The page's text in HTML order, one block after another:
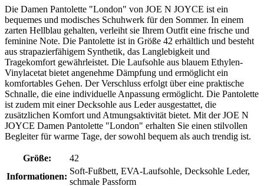
Die Damen Pantolette "London" von JOE N JOYCE ist ein
bequemes und modisches Schuhwerk für den Sommer. In einem
zarten Hellblau gehalten, verleiht sie Ihrem Outfit eine frische und
feminine Note. Die Pantolette ist in Größe 42 erhältlich und besteht
aus strapazierfähigem Synthetik, das Langlebigkeit und
Tragekomfort gewährleistet. Die Laufsohle aus blauem Ethylen-
Vinylacetat bietet angenehme Dämpfung und ermöglicht ein
komfortables Gehen. Der Verschluss erfolgt über eine praktische
Schnalle, die eine individuelle Anpassung ermöglicht. Die Pantolette
ist zudem mit einer Decksohle aus Leder ausgestattet, die
zusätzlichen Komfort und Atmungsaktivität bietet. Mit der JOE N
JOYCE Damen Pantolette "London" erhalten Sie einen stilvollen
Begleiter für warme Tage, der sowohl bequem als auch trendig ist.
Größe:
42
Informationen:
Soft-Fußbett, EVA-Laufsohle, Decksohle Leder,
schmale Passform